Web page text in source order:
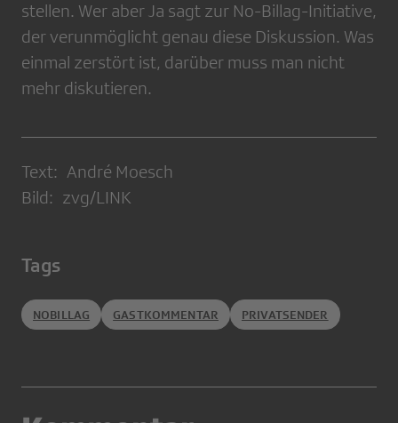
stellen. Wer aber Ja sagt zur No-Billag-Initiative,
der verunmöglicht genau diese Diskussion. Was
einmal zerstört ist, darüber muss man nicht
mehr diskutieren.
Text: André Moesch
Bild: zvg/LINK
Tags
NOBILLAG GASTKOMMENTAR PRIVATSENDER